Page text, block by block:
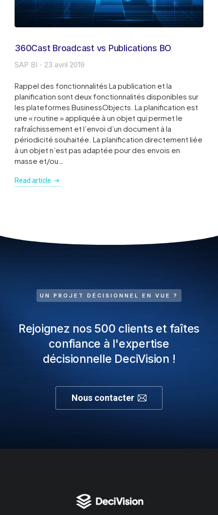
360Cast Broadcast vs Publications BO
SAP BI 23 avril 2019
Rappel des fonctionnalités La publication et la
planification sont deux fonctionnalités disponibles sur
les plateformes BusinessObjects. La planification est
une « routine » appliquée à un objet qui permet le
rafraîchissement et l’envoi d’un document à la
périodicité souhaitée. La planification directement liée
à un objet n’est pas adaptée pour des envois en
masse et/ou…
Read article
UN PROJET DÉCISIONNEL EN VUE ?
Rejoignez nos 500 clients et faîtes
confiance à l'expertise
décisionnelle DeciVision !
Nous contacter